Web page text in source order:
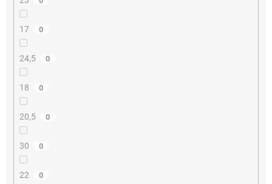
17 0
24,5 0
18 0
20,5 0
30 0
22 0